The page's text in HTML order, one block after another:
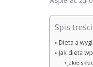
Spis treści
Dieta a
Jak dieta
Jakie